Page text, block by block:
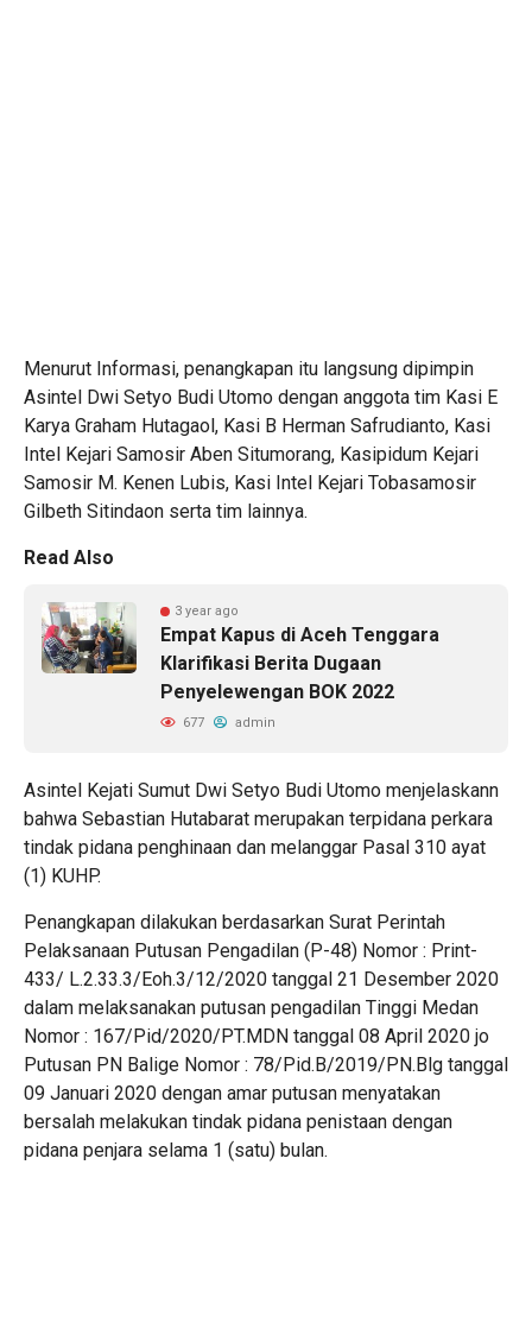
Menurut Informasi, penangkapan itu langsung dipimpin
Asintel Dwi Setyo Budi Utomo dengan anggota tim Kasi E
Karya Graham Hutagaol, Kasi B Herman Safrudianto, Kasi
Intel Kejari Samosir Aben Situmorang, Kasipidum Kejari
Samosir M. Kenen Lubis, Kasi Intel Kejari Tobasamosir
Gilbeth Sitindaon serta tim lainnya.
Read Also
3 year ago
Empat Kapus di Aceh Tenggara
Klarifikasi Berita Dugaan
Penyelewengan BOK 2022
677 admin
Asintel Kejati Sumut Dwi Setyo Budi Utomo menjelaskann
bahwa Sebastian Hutabarat merupakan terpidana perkara
tindak pidana penghinaan dan melanggar Pasal 310 ayat
(1) KUHP.
Penangkapan dilakukan berdasarkan Surat Perintah
Pelaksanaan Putusan Pengadilan (P-48) Nomor : Print-
433/ L.2.33.3/Eoh.3/12/2020 tanggal 21 Desember 2020
dalam melaksanakan putusan pengadilan Tinggi Medan
Nomor : 167/Pid/2020/PT.MDN tanggal 08 April 2020 jo
Putusan PN Balige Nomor : 78/Pid.B/2019/PN.Blg tanggal
09 Januari 2020 dengan amar putusan menyatakan
bersalah melakukan tindak pidana penistaan dengan
pidana penjara selama 1 (satu) bulan.